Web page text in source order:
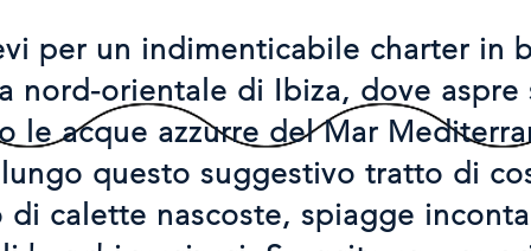
per un indimenticabile charter in
nord-orientale di Ibiza, dove aspre
le acque azzurre del Mar
questo suggestivo tratto di
di calette nascoste, spiagge